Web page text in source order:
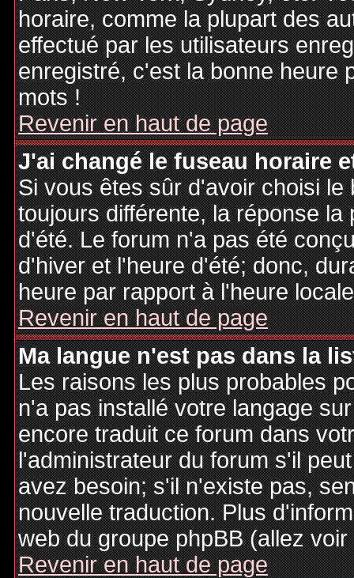
horaire, comme la plupart des
effectué par les utilisateurs
enregistré, c'est la bonne heure
mots !
Revenir en haut de page
J'ai changé le fuseau horaire
Si vous êtes sûr d'avoir choisi
toujours différente, la réponse
d'été. Le forum n'a pas été
d'hiver et l'heure d'été; donc,
heure par rapport à l'heure
Revenir en haut de page
Ma langue n'est pas dans la
Les raisons les plus probables
n'a pas installé votre langage
encore traduit ce forum dans
l'administrateur du forum s'il
avez besoin; s'il n'existe pas,
nouvelle traduction. Plus
web du groupe phpBB (allez
Revenir en haut de page